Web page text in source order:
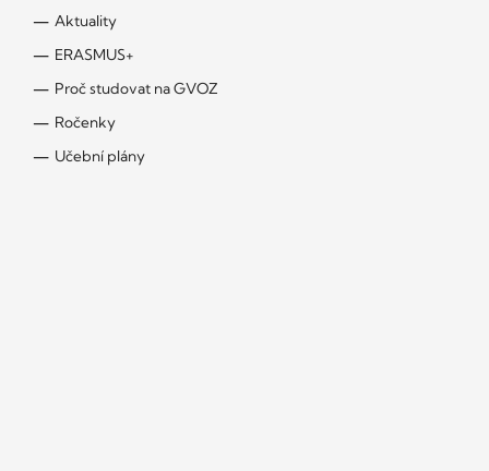
Aktuality
ERASMUS+
Proč studovat na GVOZ
Ročenky
Učební plány